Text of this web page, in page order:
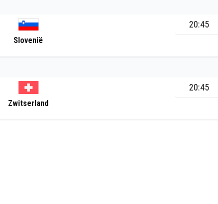
Slovenië
20:45
Zwitserland
20:45